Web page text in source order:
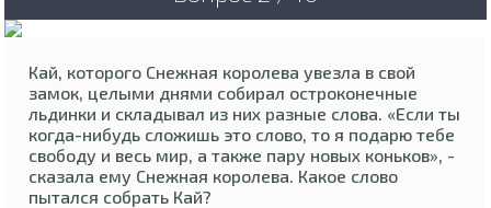
Кай, которого Снежная королева увезла в свой
замок, целыми днями собирал остроконечные
льдинки и складывал из них разные слова. «Если ты
когда-нибудь сложишь это слово, то я подарю тебе
свободу и весь мир, а также пару новых коньков», -
сказала ему Снежная королева. Какое слово
пытался собрать Кай?